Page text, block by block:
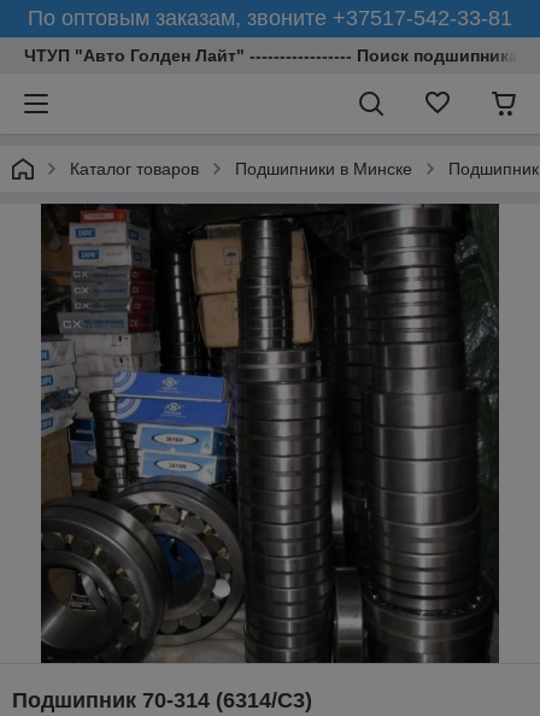
По оптовым заказам, звоните +37517-542-33-81
ЧТУП "Авто Голден Лайт" ----------------- Поиск подшипника
Каталог товаров Подшипники в Минске
Подшипник 70-314 (6314/С3)